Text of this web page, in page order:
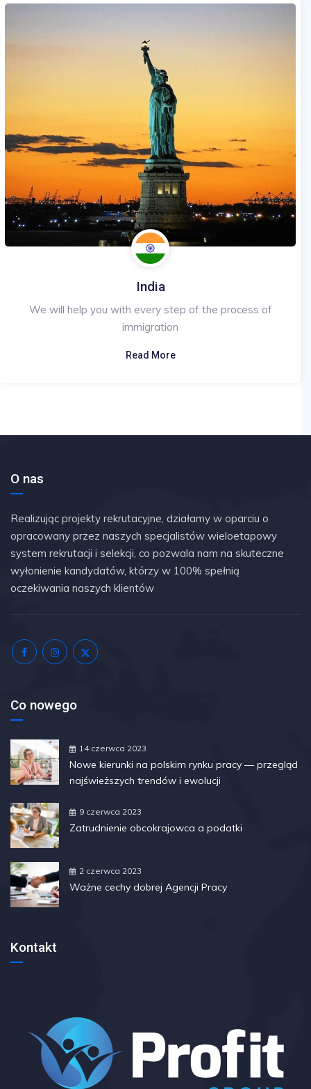
India
We will help you with every step of the process of
immigration
Read More
O nas
Realizując projekty rekrutacyjne, działamy w oparciu o
opracowany przez naszych specjalistów wieloetapowy
system rekrutacji i selekcji, co pozwala nam na skuteczne
wyłonienie kandydatów, którzy w 100% spełnią
oczekiwania naszych klientów
Co nowego
14 czerwca 2023
Nowe kierunki na polskim rynku pracy — przegląd
najświeższych trendów i ewolucji
9 czerwca 2023
Zatrudnienie obcokrajowca a podatki
2 czerwca 2023
Ważne cechy dobrej Agencji Pracy
Kontakt